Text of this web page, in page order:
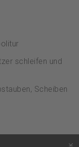
schleifen und
Scheiben